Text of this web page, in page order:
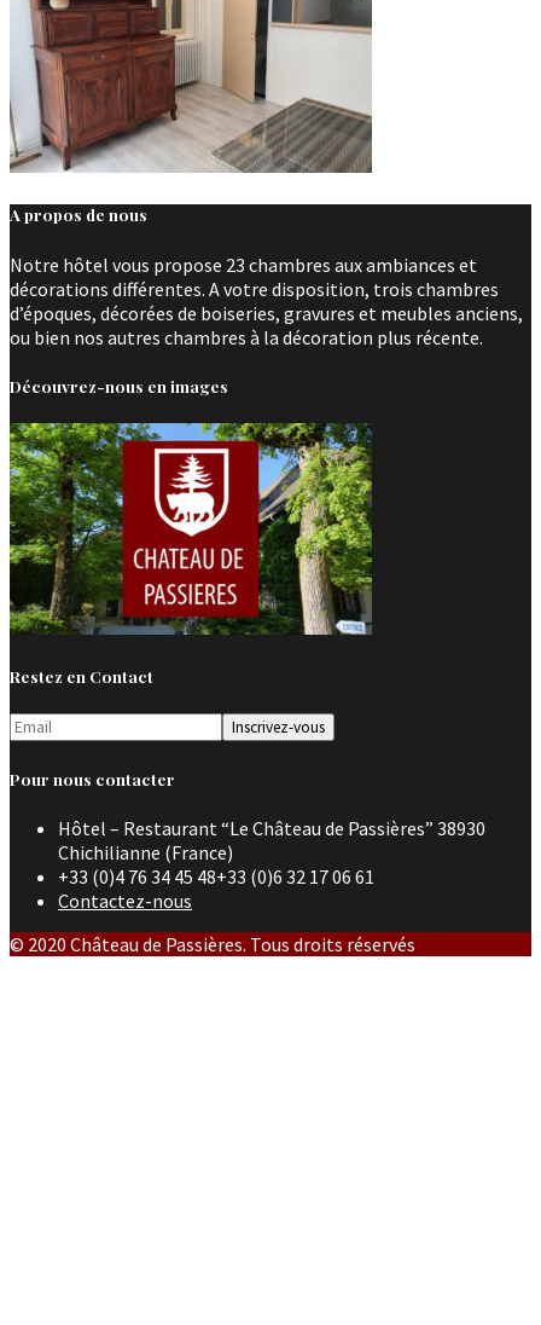
A propos de nous
Notre hôtel vous propose 23 chambres aux ambiances et
décorations différentes. A votre disposition, trois chambres
d’époques, décorées de boiseries, gravures et meubles anciens,
ou bien nos autres chambres à la décoration plus récente.
Découvrez-nous en images
Restez en Contact
Pour nous contacter
Hôtel – Restaurant “Le Château de Passières” 38930
Chichilianne (France)
+33 (0)4 76 34 45 48+33 (0)6 32 17 06 61
Contactez-nous
© 2020 Château de Passières. Tous droits réservés